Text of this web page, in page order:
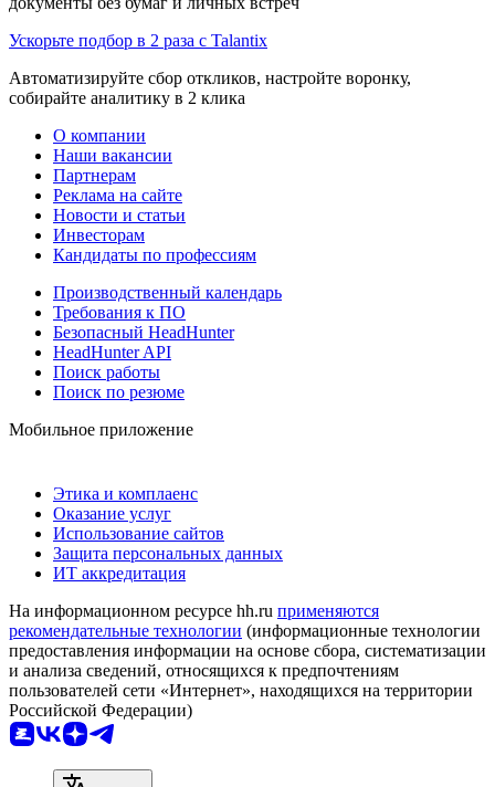
Ускорьте подбор в 2 раза с Talantix
Автоматизируйте сбор откликов, настройте воронку,
собирайте аналитику в 2 клика
О компании
Наши вакансии
Партнерам
Реклама на сайте
Новости и статьи
Инвесторам
Кандидаты по профессиям
Производственный календарь
Требования к ПО
Безопасный HeadHunter
HeadHunter API
Поиск работы
Поиск по резюме
Мобильное приложение
Этика и комплаенс
Оказание услуг
Использование сайтов
Защита персональных данных
ИТ аккредитация
На информационном ресурсе hh.ru применяются
рекомендательные технологии (информационные технологии
предоставления информации на основе сбора, систематизации
и анализа сведений, относящихся к предпочтениям
пользователей сети «Интернет», находящихся на территории
Российской Федерации)